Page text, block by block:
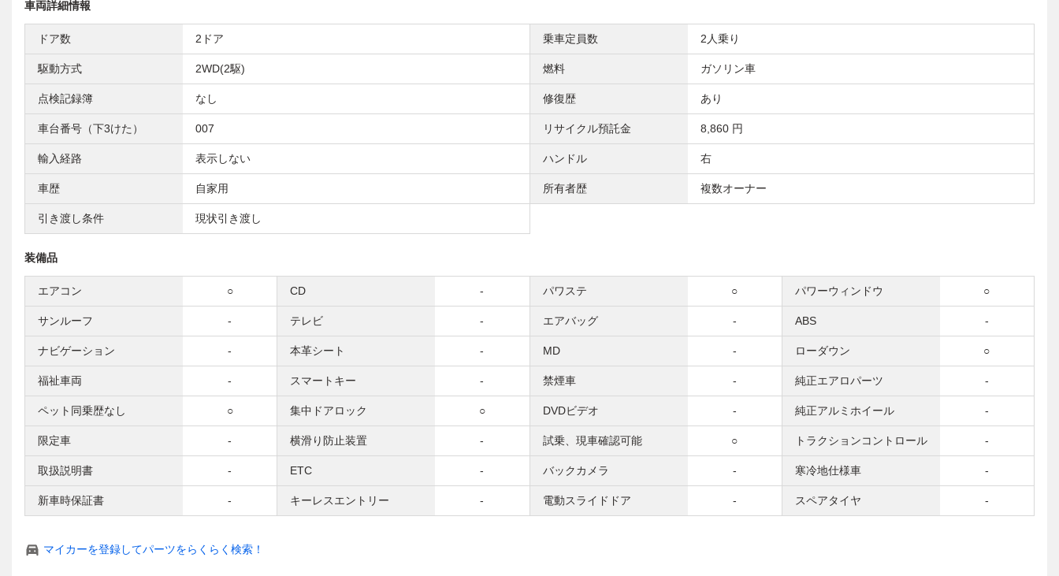
車両詳細情報
ドア数 2ドア 乗車定員数 2人乗り
駆動方式 2WD(2駆) 燃料 ガソリン車
点検記録簿 なし 修復歴 あり
車台番号（下3けた） 007 リサイクル預託金 8,860 円
輸入経路 表示しない ハンドル 右
車歴 自家用 所有者歴 複数オーナー
引き渡し条件 現状引き渡し
装備品
エアコン ○ CD - パワステ ○ パワーウィンドウ ○
サンルーフ - テレビ - エアバッグ - ABS -
ナビゲーション - 本革シート - MD - ローダウン ○
福祉車両 - スマートキー - 禁煙車 - 純正エアロパーツ -
ペット同乗歴なし ○ 集中ドアロック ○ DVDビデオ - 純正アルミホイール -
限定車 - 横滑り防止装置 - 試乗、現車確認可能 ○ トラクションコントロール -
取扱説明書 - ETC - バックカメラ - 寒冷地仕様車 -
新車時保証書 - キーレスエントリー - 電動スライドドア - スペアタイヤ -
マイカーを登録してパーツをらくらく検索！